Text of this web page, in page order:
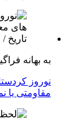
به بهانه
نوروز
مقاومتی یا